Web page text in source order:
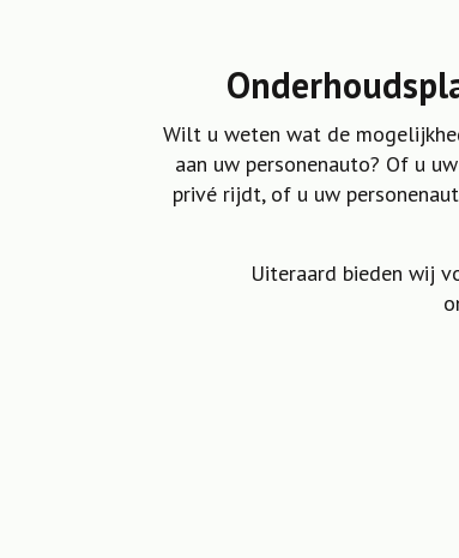
Wilt u weten wat de
aan uw personenauto? Of u
privé rijdt, of u uw
Uiteraard bieden wij